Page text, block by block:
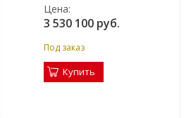
Цена:
3 530 100 руб.
Под заказ
Купить